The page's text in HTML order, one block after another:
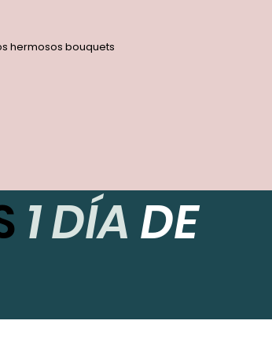
hermosos bouquets
1 DÍADE